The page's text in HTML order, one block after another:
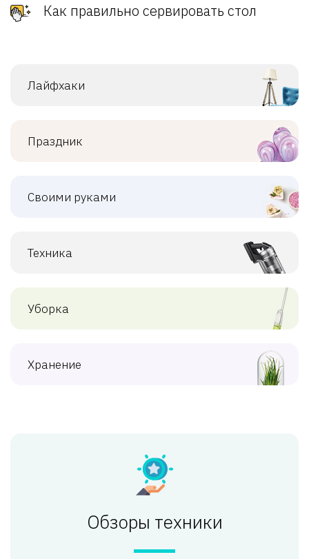
Как правильно сервировать стол
Лайфхаки
Праздник
Своими руками
Техника
Уборка
Хранение
Обзоры техники